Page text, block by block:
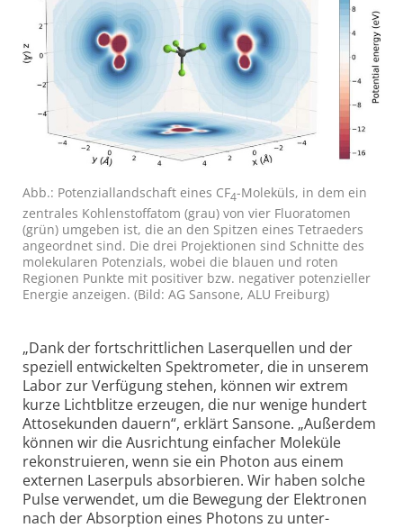
Abb.: Potenzial­land­schaft eines CF4-Moleküls, in dem ein
zentrales Kohlen­stoff­atom (grau) von vier Fluor­atomen
(grün) umgeben ist, die an den Spitzen eines Tetra­eders
ange­ordnet sind. Die drei Pro­jek­tionen sind Schnitte des
mole­ku­laren Poten­zials, wobei die blauen und roten
Regionen Punkte mit posi­tiver bzw. nega­tiver poten­zieller
Energie an­zeigen. (Bild: AG Sansone, ALU Freiburg)
„Dank der fortschrittlichen Laser­quellen und der
speziell entwickelten Spektrometer, die in unserem
Labor zur Verfügung stehen, können wir extrem
kurze Lichtblitze erzeugen, die nur wenige hundert
Atto­sekunden dauern“, erklärt Sansone. „Außerdem
können wir die Ausrichtung einfacher Moleküle
rekon­stru­ieren, wenn sie ein Photon aus einem
externen Laserpuls absorbieren. Wir haben solche
Pulse verwendet, um die Bewegung der Elektronen
nach der Absorption eines Photons zu unter­